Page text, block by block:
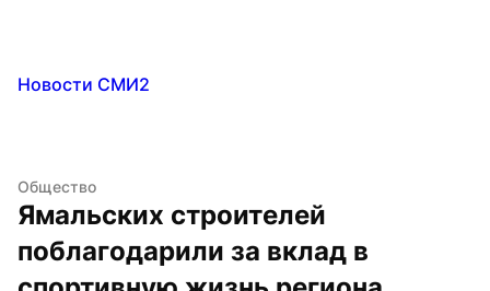
Новости СМИ2
Общество
Ямальских строителей
поблагодарили за вклад в